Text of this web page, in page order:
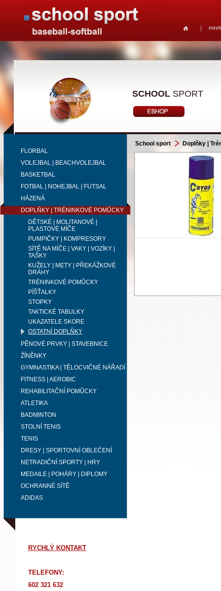
SCHOOL SPORT
FLORBAL
VOLEJBAL | BEACHVOLEJBAL
BASKETBAL
FOTBAL | NOHEJBAL | FUTSAL
HÁZENÁ
DOPLŇKY | TRÉNINKOVÉ POMŮCKY
DĚTSKÉ | MOLITANOVÉ |
PLASTOVÉ MÍČE
PUMPIČKY | KOMPRESORY
SÍTĚ NA MÍČE | VAKY | VOZÍKY |
TAŠKY
KUŽELY | METY | PŘEKÁŽKOVÉ
DRÁHY
TRÉNINKOVÉ POMŮCKY
PÍŠŤALKY
STOPKY
TAKTICKÉ TABULKY
UKAZATELE SKORE
OSTATNÍ DOPLŇKY
PĚNOVÉ PRVKY | STAVEBNICE
ŽÍNĚNKY
GYMNASTIKA | TĚLOCVIČNÉ NÁŘADÍ
FITNESS | AEROBIC
REHABILITAČNÍ POMŮCKY
ATLETIKA
BADMINTON
STOLNÍ TENIS
TENIS
DRESY | SPORTOVNÍ OBLEČENÍ
NETRADIČNÍ SPORTY | HRY
MEDAILE | POHÁRY | DIPLOMY
OCHRANNÉ SÍTĚ
ADIDAS
RYCHLÝ KONTAKT
TELEFONY:
602 321 632
School sport Doplňky |